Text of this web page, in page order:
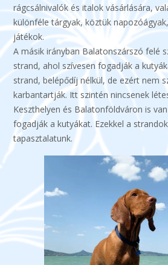
rágcsálnivalók és italok vásárlására,
különféle tárgyak, köztük
játékok.
A másik irányban Balatonszárszó felé
strand, ahol szívesen fogadják a
strand, belépődíj nélkül, de ezért nem
karbantartják. Itt szintén nincsenek
Keszthelyen és Balatonföldváron is
fogadják a kutyákat. Ezekkel a
tapasztalatunk.